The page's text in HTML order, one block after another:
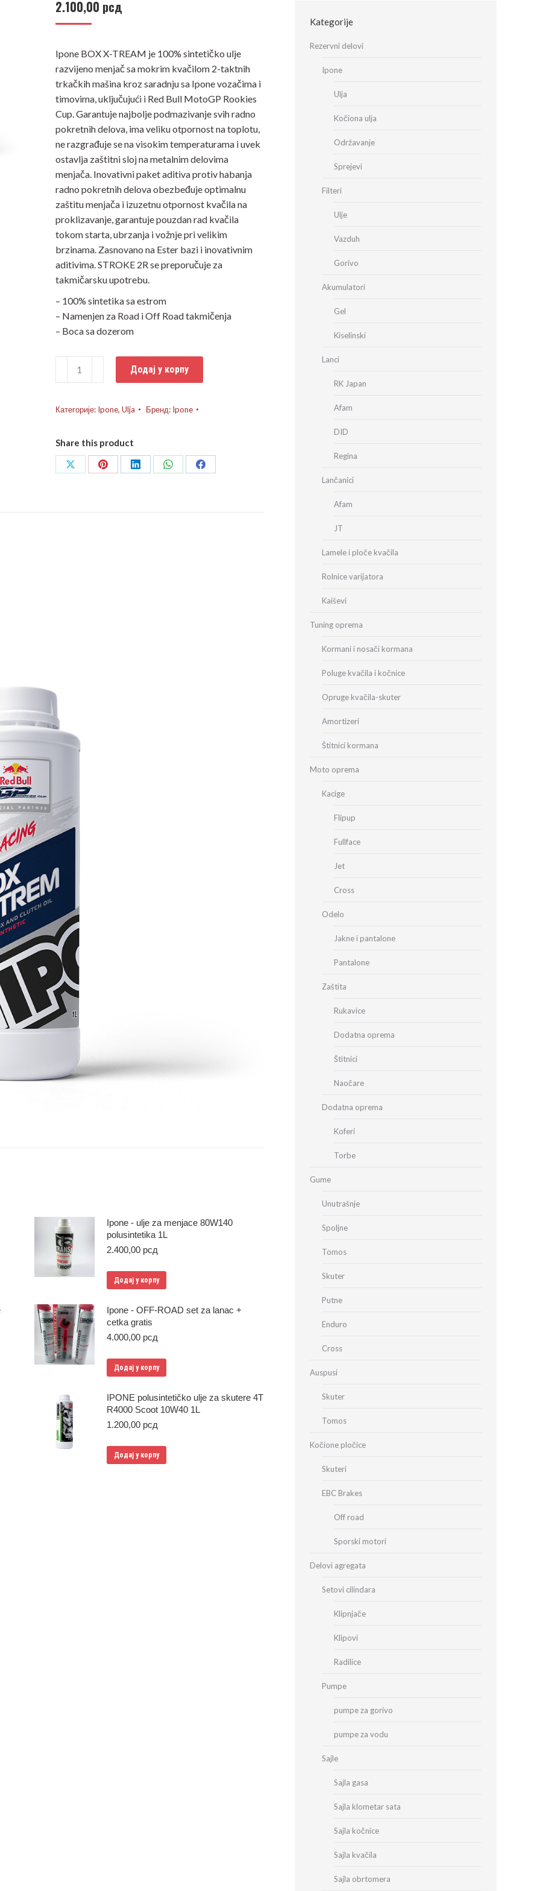
2.100,00 рсд
Ipone BOX X-TREAM je 100% sintetičko ulje
razvijeno menjač sa mokrim kvačilom 2-taktnih
trkačkih mašina kroz saradnju sa Ipone vozačima i
timovima, uključujući i Red Bull MotoGP Rookies
Cup. Garantuje najbolje podmazivanje svih radno
pokretnih delova, ima veliku otpornost na toplotu,
ne razgrađuje se na visokim temperaturama i uvek
ostavlja zaštitni sloj na metalnim delovima
menjača. Inovativni paket aditiva protiv habanja
radno pokretnih delova obezbeđuje optimalnu
zaštitu menjača i izuzetnu otpornost kvačila na
proklizavanje, garantuje pouzdan rad kvačila
tokom starta, ubrzanja i vožnje pri velikim
brzinama. Zasnovano na Ester bazi i inovativnim
aditivima. STROKE 2R se preporučuje za
takmičarsku upotrebu.
– 100% sintetika sa estrom
– Namenjen za Road i Off Road takmičenja
– Boca sa dozerom
menjač
racing
Box
Додај у корпу
Категорије: Ipone, Ulja Бренд: Ipone
Share this product
Share
Share
Share
Share
Share
Ipone - ulje za menjace 80W140
polusintetika 1L
2.400,00 рсд
Додај у корпу
Ipone - OFF-ROAD set za lanac +
cetka gratis
4.000,00 рсд
Додај у корпу
IPONE polusintetičko ulje za skutere 4T
R4000 Scoot 10W40 1L
1.200,00 рсд
Додај у корпу
Kategorije
Rezervni delovi
Ipone
Ulja
Kočiona ulja
Održavanje
Sprejevi
Filteri
Ulje
Vazduh
Gorivo
Akumulatori
Gel
Kiselinski
Lanci
RK Japan
Afam
DID
Regina
Lančanici
Afam
JT
Lamele i ploče kvačila
Rolnice varijatora
Kaiševi
Tuning oprema
Kormani i nosači kormana
Poluge kvačila i kočnice
Opruge kvačila-skuter
Amortizeri
Štitnici kormana
Moto oprema
Kacige
Flipup
Fullface
Jet
Cross
Odelo
Jakne i pantalone
Pantalone
Zaštita
Rukavice
Dodatna oprema
Štitnici
Naočare
Dodatna oprema
Koferi
Torbe
Gume
Unutrašnje
Spoljne
Tomos
Skuter
Putne
Enduro
Cross
Auspusi
Skuter
Tomos
Kočione pločice
Skuteri
EBC Brakes
Off road
Sporski motori
Delovi agregata
Setovi cilindara
Klipnjače
Klipovi
Radilice
Pumpe
pumpe za gorivo
pumpe za vodu
Sajle
Sajla gasa
Sajla klometar sata
Sajla kočnice
Sajla kvačila
Sajla obrtomera